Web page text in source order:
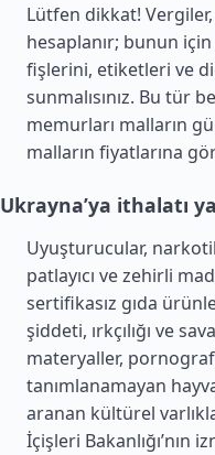
Lütfen dikkat!
hesaplanır; bunun
fişlerini, etiketleri ve
sunmalısınız. Bu tür
memurları malların
malların fiyatlarına
Ukrayna’ya ithalatı
Uyuşturucular,
patlayıcı ve zehirli
sertifikasız gıda
şiddeti, ırkçılığı ve
materyaller,
tanımlanamayan
aranan kültürel
İçişleri Bakanlığı’nın